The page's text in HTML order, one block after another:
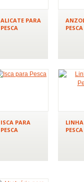
ALICATE PARA
PESCA
PESCA
ISCA PARA
PESCA
PESCA